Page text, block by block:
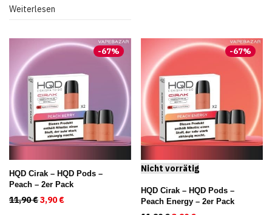
Weiterlesen
-67%
HQD Cirak – HQD Pods –
Peach – 2er Pack
11,90€Ursprünglicher Preis war: 11,90 €
3,90€ Aktueller Preis ist: 3,90 €.
-67%
HQD Cirak – HQD Pods –
Peach Energy – 2er Pack